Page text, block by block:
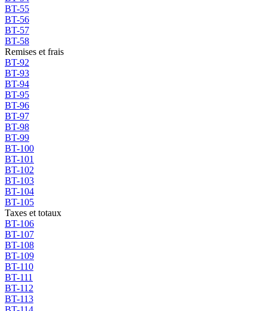
BT-55
BT-56
BT-57
BT-58
Remises et frais
BT-92
BT-93
BT-94
BT-95
BT-96
BT-97
BT-98
BT-99
BT-100
BT-101
BT-102
BT-103
BT-104
BT-105
Taxes et totaux
BT-106
BT-107
BT-108
BT-109
BT-110
BT-111
BT-112
BT-113